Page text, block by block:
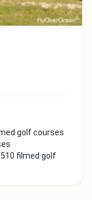
golf courses
filmed golf